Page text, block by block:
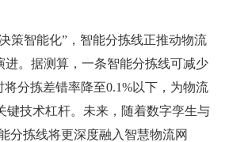
策智能化”，智能分拣线正推动物流
进。据测算，一条智能分拣线可减少
将分拣差错率降至0.1%以下，为物流
键技术杠杆。未来，随着数字孪生与
分拣线将更深度融入智慧物流网